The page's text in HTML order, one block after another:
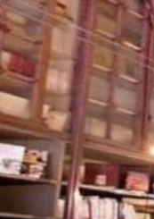
Skip
to
content